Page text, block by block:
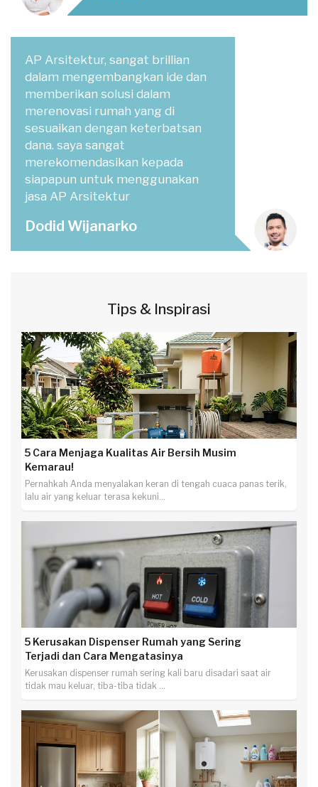
AP Arsitektur, sangat brillian
dalam mengembangkan ide dan
memberikan solusi dalam
merenovasi rumah yang di
sesuaikan dengan keterbatsan
dana. saya sangat
merekomendasikan kepada
siapapun untuk menggunakan
jasa AP Arsitektur
Dodid Wijanarko
Tips & Inspirasi
5 Cara Menjaga Kualitas Air Bersih Musim
Kemarau!
Pernahkah Anda menyalakan keran di tengah cuaca panas terik,
lalu air yang keluar terasa kekuni...
5 Kerusakan Dispenser Rumah yang Sering
Terjadi dan Cara Mengatasinya
Kerusakan dispenser rumah sering kali baru disadari saat air
tidak mau keluar, tiba-tiba tidak ...